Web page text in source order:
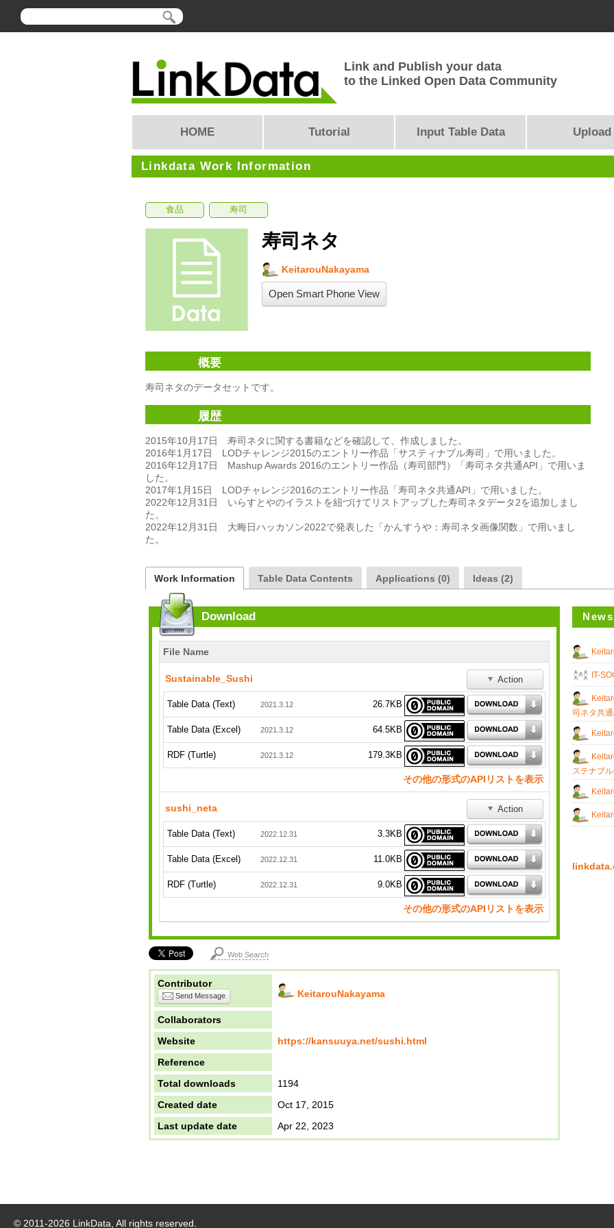
Link and Publish your data
to the Linked Open Data Community
HOME Tutorial Input Table Data Upload
Linkdata Work Information
食品 寿司
寿司ネタ
KeitarouNakayama
Open Smart Phone View
概要
寿司ネタのデータセットです。
履歴
2015年10月17日　寿司ネタに関する書籍などを確認して、作成しました。
2016年1月17日　LODチャレンジ2015のエントリー作品「サスティナブル寿司」で用いました。
2016年12月17日　Mashup Awards 2016のエントリー作品（寿司部門）「寿司ネタ共通API」で用いま
した。
2017年1月15日　LODチャレンジ2016のエントリー作品「寿司ネタ共通API」で用いました。
2022年12月31日　いらすとやのイラストを紐づけてリストアップした寿司ネタデータ2を追加しまし
た。
2022年12月31日　大晦日ハッカソン2022で発表した「かんすうや：寿司ネタ画像関数」で用いまし
Work Information Table Data Contents Applications (0) Ideas (2)
Download
File Name
Sustainable_Sushi Action
Table Data (Text) 2021.3.12 26.7KB
Table Data (Excel) 2021.3.12 64.5KB
RDF (Turtle) 2021.3.12 179.3KB
その他の形式のAPIリストを表示
sushi_neta Action
Table Data (Text) 2022.12.31 3.3KB
Table Data (Excel) 2022.12.31 11.0KB
RDF (Turtle) 2022.12.31 9.0KB
その他の形式のAPIリストを表示
Web Search
Contributor
Send Message KeitarouNakayama
Collaborators
Website
https://kansuuya.net/sushi.html
Reference
Total downloads
1194
Created date
Oct 17, 2015
Last update date
Apr 22, 2023
IT-
司ネタ共通
ステナブル
© 2011-2026 LinkData, All rights reserved.